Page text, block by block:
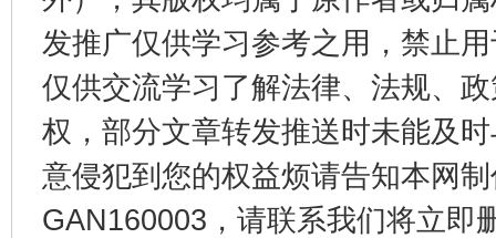
发推广仅供学习参考之用，禁止
仅供交流学习了解法律、法规、
权，部分文章转发推送时未能及
意侵犯到您的权益烦请告知本网
GAN160003，请联系我们将立即